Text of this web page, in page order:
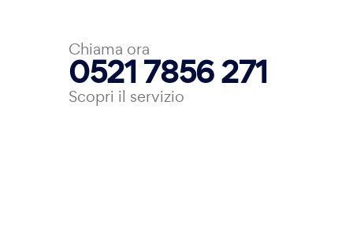
Chiama ora
0521 7856 271
Scopri il servizio